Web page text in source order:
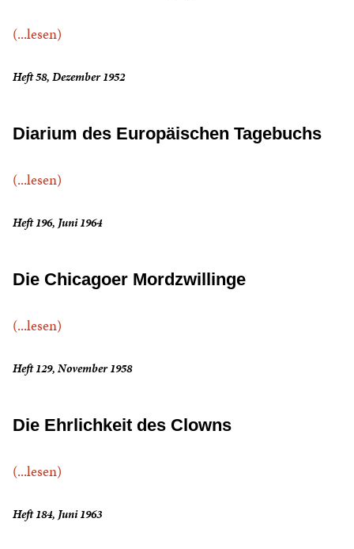
(...lesen)
Heft 58, Dezember 1952
Diarium des Europäischen Tagebuchs
(...lesen)
Heft 196, Juni 1964
Die Chicagoer Mordzwillinge
(...lesen)
Heft 129, November 1958
Die Ehrlichkeit des Clowns
(...lesen)
Heft 184, Juni 1963